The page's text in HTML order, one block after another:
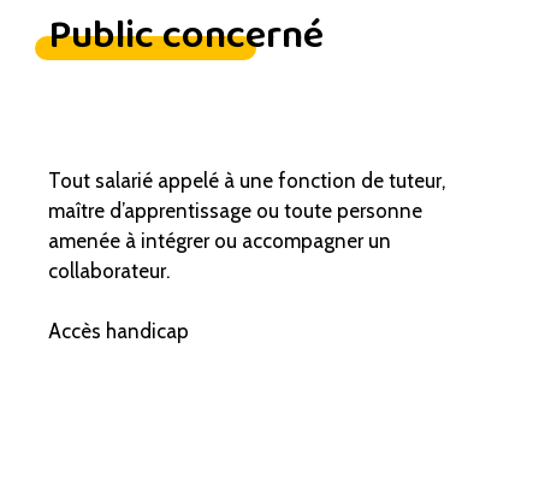
Public concerné
Tout salarié appelé à une fonction de tuteur,
maître d’apprentissage ou toute personne
amenée à intégrer ou accompagner un
collaborateur.
Accès handicap